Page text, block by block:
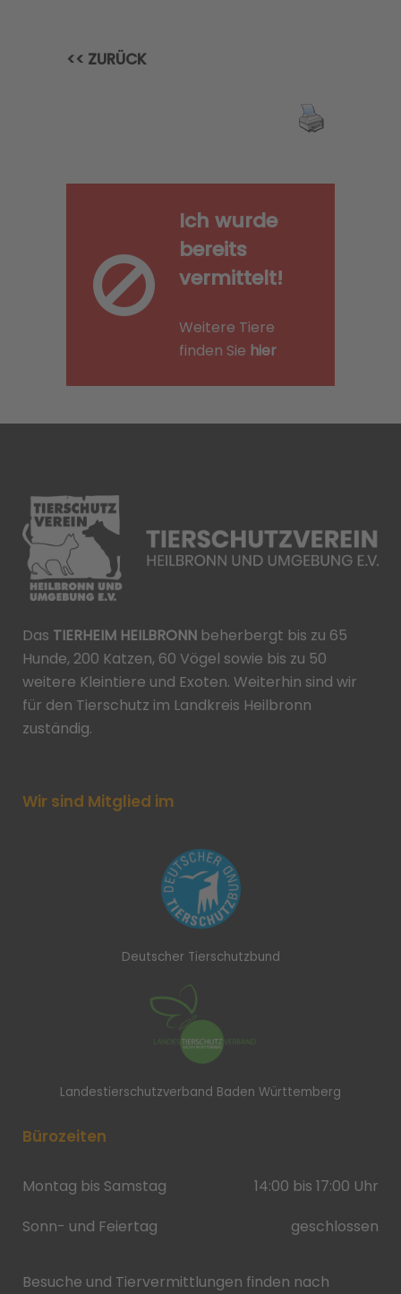
<< ZURÜCK
Ich wurde
bereits
vermittelt!
Weitere Tiere
finden Sie hier
Das TIERHEIM HEILBRONN beherbergt bis zu 65
Hunde, 200 Katzen, 60 Vögel sowie bis zu 50
weitere Kleintiere und Exoten. Weiterhin sind wir
für den Tierschutz im Landkreis Heilbronn
zuständig.
Wir sind Mitglied im
Deutscher Tierschutzbund
Landestierschutzverband Baden Württemberg
Bürozeiten
Montag bis Samstag
14:00 bis 17:00 Uhr
Sonn- und Feiertag
geschlossen
Besuche und Tiervermittlungen finden nach